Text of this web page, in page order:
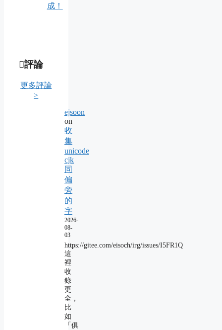
成！
評論
更多評論
>
ejsoon
on
收
集
unicode
cjk
同
偏
旁
的
字
2026-
08-
03
https://gitee.com/eisoch/irg/issues/I5FR1Q
這
裡
收
錄
更
全，
比
如
「俱